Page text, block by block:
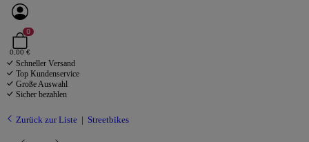
0
0,00 €
Schneller Versand
Top Kundenservice
Große Auswahl
Sicher bezahlen
Zurück zur Liste Streetbikes